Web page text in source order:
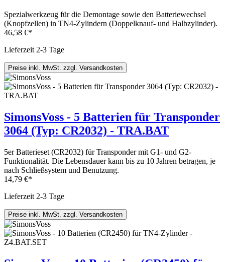
Spezialwerkzeug für die Demontage sowie den Batteriewechsel
(Knopfzellen) in TN4-Zylindern (Doppelknauf- und Halbzylinder).
46,58 €*
Lieferzeit 2-3 Tage
Preise inkl. MwSt. zzgl. Versandkosten
SimonsVoss - 5 Batterien für Transponder
3064 (Typ: CR2032) - TRA.BAT
5er Batterieset (CR2032) für Transponder mit G1- und G2-
Funktionalität. Die Lebensdauer kann bis zu 10 Jahren betragen, je
nach Schließsystem und Benutzung.
14,79 €*
Lieferzeit 2-3 Tage
Preise inkl. MwSt. zzgl. Versandkosten